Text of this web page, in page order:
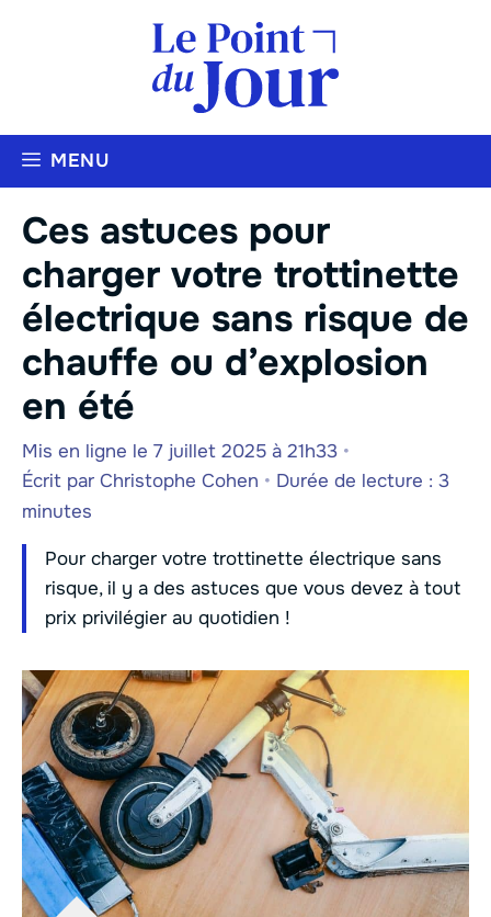
MENU
Ces astuces pour
charger votre trottinette
électrique sans risque de
chauffe ou d’explosion
en été
Mis en ligne le 7 juillet 2025 à 21h33 •
Écrit par Christophe Cohen • Durée de lecture : 3
minutes
Pour charger votre trottinette électrique sans
risque, il y a des astuces que vous devez à tout
prix privilégier au quotidien !